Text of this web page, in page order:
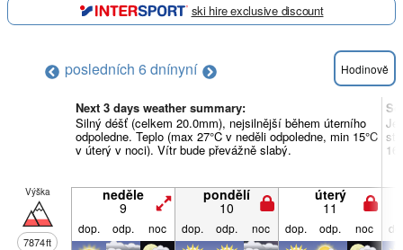
ski hire exclusive discount
posledních 6 dnínyní Hodinově
Next 3 days weather summary:
Silný déšť (celkem 20.0mm), nejsilnější během úterního
odpoledne. Teplo (max 27°C v neděli odpoledne, min 15°C
v úterý v noci). Vítr bude převážně slabý.
Výška
7874ft
neděle
9
pondělí
10
úterý
11
dop. odp. noc dop. odp. noc dop. odp. noc